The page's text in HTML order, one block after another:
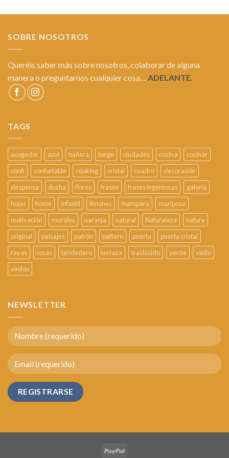
SOBRE NOSOTROS
Queréis saber más sobre nosotros, colaborar de alguna
manera o preguntarnos cualquier cosa…
ADELANTE.
TAGS
acogedor azul bañera beige ciudades cocina
cocinar
confi
confortable cooking cristal cuadro
decoración
despensa
ducha flores frases frases ingeniosas
galería
hojas
home infantil limones mampara
mariposa
motivación
murales naranja natural Naturaleza
nature
original
paisajes patrón pattern puerta
puerta cristal
rayas
rosas tendedero terraza traslúcido verde
vinilo
vinilos
NEWSLETTER